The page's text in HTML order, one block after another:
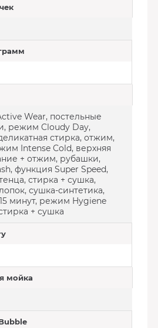
Wear, постельные
режим Cloudy Day,
стирка, отжим,
Intense Cold, верхняя
+ отжим, рубашки,
функция Super Speed,
стирка + сушка,
сушка-синтетика,
минут, режим Hygiene
+ сушка
мойка